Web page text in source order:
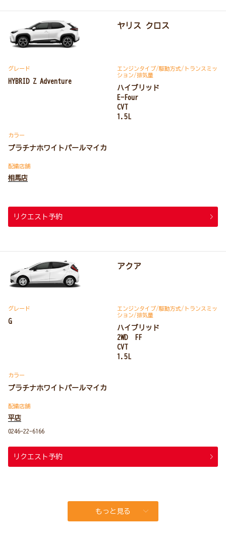
ヤリス クロス
グレード
HYBRID Z Adventure
エンジンタイプ/駆動方式/ トランスミッ
ション/排気量
ハイブリッド
E-Four
CVT
1.5L
カラー
プラチナホワイトパールマイカ
配備店舗
相馬店
リクエスト予約
アクア
グレード
G
エンジンタイプ/駆動方式/ トランスミッ
ション/排気量
ハイブリッド
2WD FF
CVT
1.5L
カラー
プラチナホワイトパールマイカ
配備店舗
平店
0246-22-6166
リクエスト予約
もっと見る